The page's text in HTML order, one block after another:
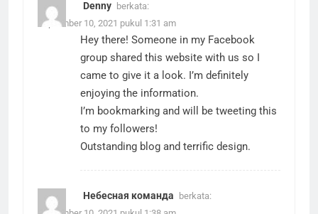
Denny berkata:
September 10, 2021 pukul 1:31 am
Hey there! Someone in my Facebook
group shared this website with us so I
came to give it a look. I’m definitely
enjoying the information.
I’m bookmarking and will be tweeting this
to my followers!
Outstanding blog and terrific design.
Небесная команда
berkata: